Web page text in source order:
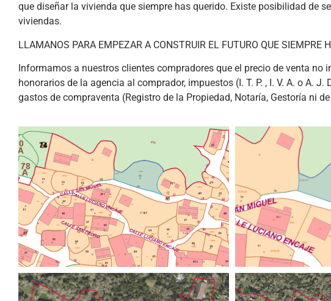
que diseñar la vivienda que siempre has querido. Existe posibilidad de
viviendas.
LLAMANOS PARA EMPEZAR A CONSTRUIR EL FUTURO QUE SIEMPRE
Informamos a nuestros clientes compradores que el precio de venta no
honorarios de la agencia al comprador, impuestos (I. T. P. , I. V. A. o A. J.
gastos de compraventa (Registro de la Propiedad, Notaría, Gestoría ni